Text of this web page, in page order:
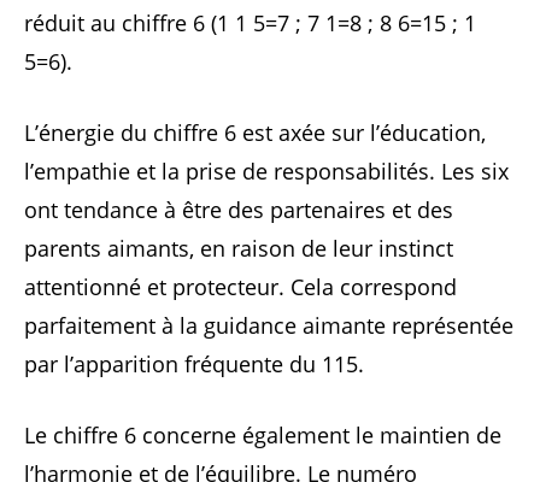
réduit au chiffre 6 (1 1 5=7 ; 7 1=8 ; 8 6=15 ; 1
5=6).
L’énergie du chiffre 6 est axée sur l’éducation,
l’empathie et la prise de responsabilités. Les six
ont tendance à être des partenaires et des
parents aimants, en raison de leur instinct
attentionné et protecteur. Cela correspond
parfaitement à la guidance aimante représentée
par l’apparition fréquente du 115.
Le chiffre 6 concerne également le maintien de
l’harmonie et de l’équilibre. Le numéro